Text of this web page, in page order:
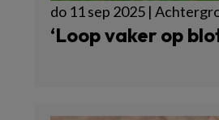
do 11 sep 2025 |
‘Loop vaker op